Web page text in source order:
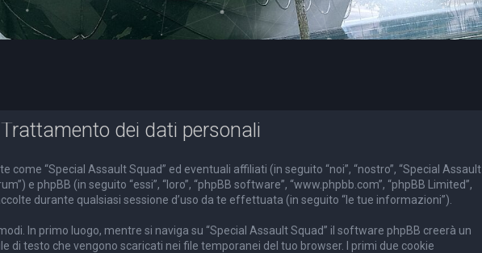
dei dati personali
“Special Assault Squad” ed eventuali affiliati (in seguito “noi”, “nostro”, “Special Assault
e phpBB (in seguito “essi”, “loro”, “phpBB software”, “www.phpbb.com”, “phpBB Limited”,
durante qualsiasi sessione d’uso da te effettuata (in seguito “le tue informazioni”).
In primo luogo, mentre si naviga su “Special Assault Squad” il software phpBB creerà un
di testo che vengono scaricati nei file temporanei del tuo browser. I primi due cookie